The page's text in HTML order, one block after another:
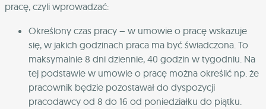
pracę, czyli wprowadzać:
Określony czas pracy – w umowie o pracę wskazuje
się, w jakich godzinach praca ma być świadczona. To
maksymalnie 8 dni dziennie, 40 godzin w tygodniu. Na
tej podstawie w umowie o pracę można określić np. że
pracownik będzie pozostawał do dyspozycji
pracodawcy od 8 do 16 od poniedziałku do piątku.